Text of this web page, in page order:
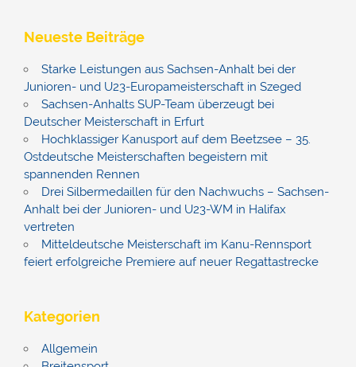
Neueste Beiträge
Starke Leistungen aus Sachsen-Anhalt bei der
Junioren- und U23-Europameisterschaft in Szeged
Sachsen-Anhalts SUP-Team überzeugt bei
Deutscher Meisterschaft in Erfurt
Hochklassiger Kanusport auf dem Beetzsee – 35.
Ostdeutsche Meisterschaften begeistern mit
spannenden Rennen
Drei Silbermedaillen für den Nachwuchs – Sachsen-
Anhalt bei der Junioren- und U23-WM in Halifax
vertreten
Mitteldeutsche Meisterschaft im Kanu-Rennsport
feiert erfolgreiche Premiere auf neuer Regattastrecke
Kategorien
Allgemein